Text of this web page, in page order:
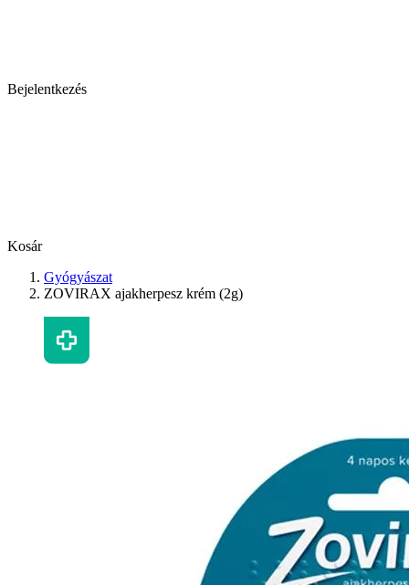
Bejelentkezés
Kosár
Gyógyászat
ZOVIRAX ajakherpesz krém (2g)